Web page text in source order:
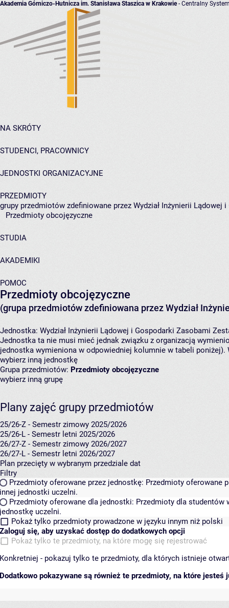
Akademia Górniczo-Hutnicza im. Stanisława Staszica w Krakowie- Centralny
NA SKRÓTY
STUDENCI, PRACOWNICY
JEDNOSTKI ORGANIZACYJNE
PRZEDMIOTY
grupy przedmiotów zdefiniowane przez Wydział Inżynierii Lądowej
Przedmioty obcojęzyczne
STUDIA
AKADEMIKI
POMOC
Przedmioty obcojęzyczne
(grupa przedmiotów zdefiniowana przez Wydział
Jednostka: Wydział Inżynierii Lądowej i Gospodarki Zasobami
Jednostka ta nie musi mieć jednak związku z organizacją
jednostka wymieniona w odpowiedniej kolumnie w tabeli
wybierz inną jednostkę
Grupa przedmiotów: Przedmioty obcojęzyczne
wybierz inną grupę
Plany zajęć grupy przedmiotów
25/26-Z - Semestr zimowy 2025/2026
25/26-L - Semestr letni 2025/2026
26/27-Z - Semestr zimowy 2026/2027
26/27-L - Semestr letni 2026/2027
Plan przecięty w wybranym przedziale dat
Filtry
Przedmioty oferowane przez jednostkę: Przedmioty oferowane
innej jednostki uczelni.
Przedmioty oferowane dla jednostki: Przedmioty dla studentów
jednostkę uczelni.
Pokaż tylko przedmioty prowadzone w języku innym niż polski
Zaloguj się, aby uzyskać dostęp do dodatkowych opcji
Pokaż tylko te przedmioty, na które mogę się rejestrować
Konkretniej - pokazuj tylko te przedmioty, dla których istnieje
Dodatkowo pokazywane są również te przedmioty, na które jesteś